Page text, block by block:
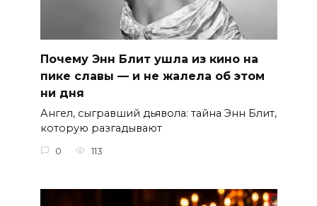
Почему Энн Блит ушла из кино на
пике славы — и не жалела об этом
ни дня
Ангел, сыгравший дьявола: тайна Энн Блит,
которую разгадывают
0 113